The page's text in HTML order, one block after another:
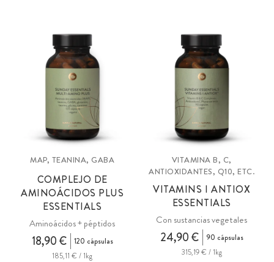
MAP, TEANINA, GABA
COMPLEJO DE
AMINOÁCIDOS PLUS
ESSENTIALS
Aminoácidos + péptidos
18,90 €
120 cápsulas
185,11 € / 1kg
VITAMINA B, C,
ANTIOXIDANTES, Q10, ETC.
VITAMINS I ANTIOX
ESSENTIALS
Con sustancias vegetales
24,90 €
90 cápsulas
315,19 € / 1kg